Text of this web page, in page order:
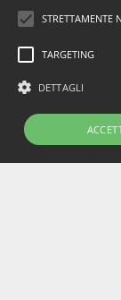
continua
STRETTAMENTE
TARGETING
DETTAGLI